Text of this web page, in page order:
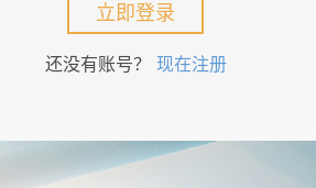
立即登录
还没有账号？ 现在注册